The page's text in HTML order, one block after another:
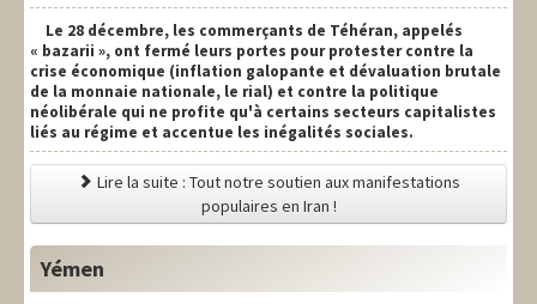
Le 28 décembre, les commerçants de Téhéran, appelés
« bazarii », ont fermé leurs portes pour protester contre la
crise économique (inflation galopante et dévaluation brutale
de la monnaie nationale, le rial) et contre la politique
néolibérale qui ne profite qu'à certains secteurs capitalistes
liés au régime et accentue les inégalités sociales.
Lire la suite : Tout notre soutien aux manifestations
populaires en Iran !
Yémen